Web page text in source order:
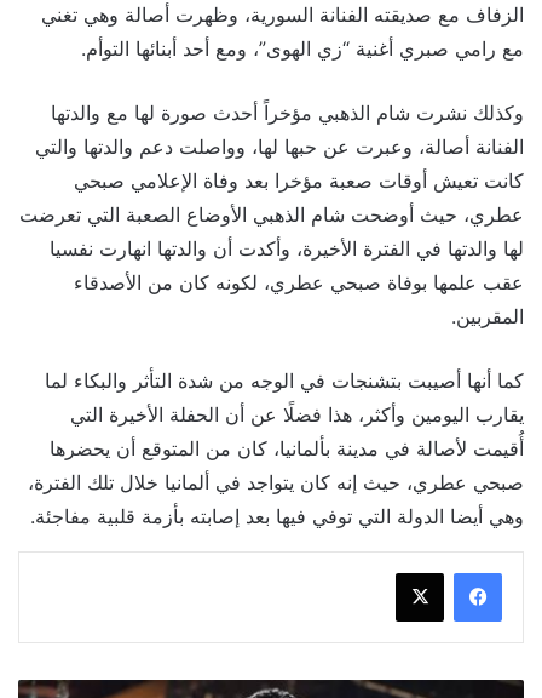
الزفاف مع صديقته الفنانة السورية، وظهرت أصالة وهي تغني
مع رامي صبري أغنية “زي الهوى”، ومع أحد أبنائها التوأم.
وكذلك نشرت شام الذهبي مؤخراً أحدث صورة لها مع والدتها
الفنانة أصالة، وعبرت عن حبها لها، وواصلت دعم والدتها والتي
كانت تعيش أوقات صعبة مؤخرا بعد وفاة الإعلامي صبحي
عطري، حيث أوضحت شام الذهبي الأوضاع الصعبة التي تعرضت
لها والدتها في الفترة الأخيرة، وأكدت أن والدتها انهارت نفسيا
عقب علمها بوفاة صبحي عطري، لكونه كان من الأصدقاء
المقربين.
كما أنها أصيبت بتشنجات في الوجه من شدة التأثر والبكاء لما
يقارب اليومين وأكثر، هذا فضلًا عن أن الحفلة الأخيرة التي
أُقيمت لأصالة في مدينة بألمانيا، كان من المتوقع أن يحضرها
صبحي عطري، حيث إنه كان يتواجد في ألمانيا خلال تلك الفترة،
وهي أيضا الدولة التي توفي فيها بعد إصابته بأزمة قلبية مفاجئة.
أول